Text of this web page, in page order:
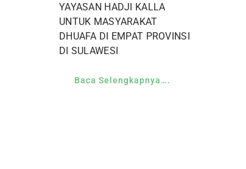
YAYASAN HADJI KALLA
UNTUK MASYARAKAT
DHUAFA DI EMPAT PROVINSI
DI SULAWESI
Baca Selengkapnya….